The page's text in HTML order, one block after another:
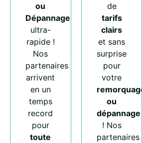
ou
Dépannage
ultra-
rapide !
Nos
partenaires
arrivent
en un
temps
record
pour
toute
de
tarifs
clairs
et sans
surprise
pour
votre
remorquage
ou
dépannage
! Nos
partenaires